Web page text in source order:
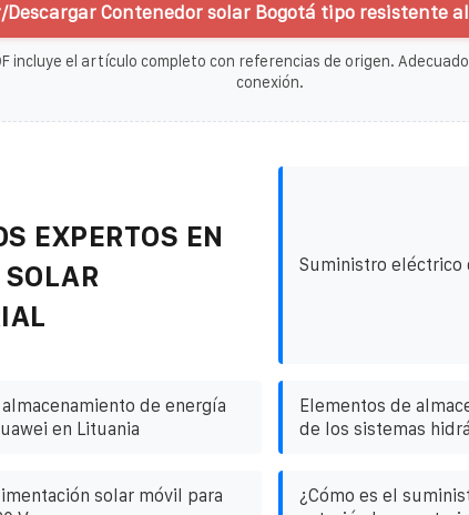
Descargar Contenedor solar Bogotá tipo resistente
incluye el artículo completo con referencias de origen.
conexión.
EXPERTOS EN
SOLAR
Suministro eléctrico
de energía
en Lituania
Elementos de
de los sistemas
solar móvil para
¿Cómo es el